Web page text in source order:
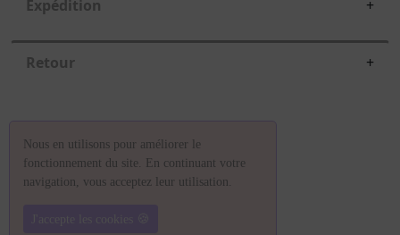
Expédition +
Retour +
Nous en utilisons pour améliorer le
fonctionnement du site. En continuant votre
navigation, vous acceptez leur utilisation.